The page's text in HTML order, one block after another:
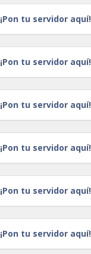
¡Pon tu servidor aquí!
¡Pon tu servidor aquí!
¡Pon tu servidor aquí!
¡Pon tu servidor aquí!
¡Pon tu servidor aquí!
¡Pon tu servidor aquí!